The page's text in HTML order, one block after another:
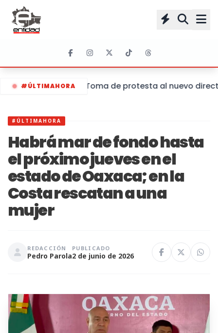
#ÚLTIMAHORA Toma de protesta al nuevo
#ÚLTIMAHORA
Habrá mar de fondo hasta
el próximo jueves en el
estado de Oaxaca; en la
Costa rescatan a una
mujer
REDACCIÓN
Pedro Parola
PUBLICADO
2 de junio de 2026